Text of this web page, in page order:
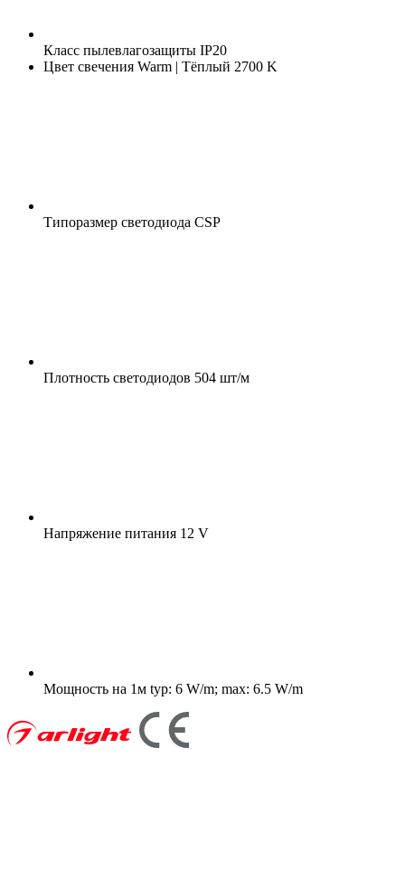
Класс пылевлагозащиты IP20
Цвет свечения Warm | Тёплый 2700 K
Типоразмер светодиода CSP
Плотность светодиодов 504 шт/м
Напряжение питания 12 V
Мощность на 1м typ: 6 W/m; max: 6.5 W/m